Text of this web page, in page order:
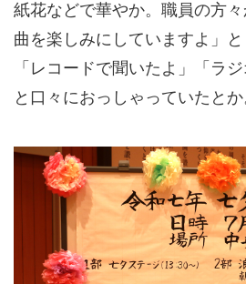
紙花などで華やか。職員の方
曲を楽しみにしていますよ」と
「レコードで聞いたよ」「ラ
と口々におっしゃっていたとか